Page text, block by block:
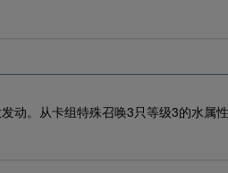
动。从卡组特殊召唤3只等级3的水属